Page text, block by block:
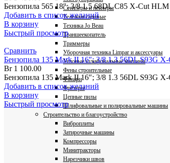
Степлеры и нейлеры
Тележки садовые
Техника Jo Beau
Траншеекопатель
Триммеры
Уборочная техника Limpar и аксессуары
Угловые шлифовальные машины
Фены строительные
Фонари
Фрезеры
Цепные пилы
Шлифовальные и полировальные машины
Строительство и благоустройство
Виброплиты
Затирочные машины
Компрессоры
Минитракторы
Нарезчики швов
Бензопила 565 18″; 3/8 1.5 68DL C85 X-Cut
Добавить в список желаний
В корзину
Быстрый просмотр
Сравнить
Бензопила 135 Mark II 16″; 3/8 1.3 56DL S93G
Br1 100.00
Бензопила 135 Mark II 16″; 3/8 1.3 56DL S93G
Добавить в список желаний
В корзину
Быстрый просмотр